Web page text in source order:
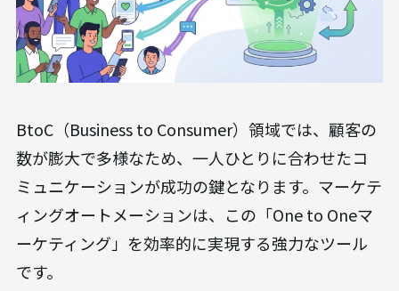
BtoC（Business to Consumer）領域では、顧客の
数が膨大で多様なため、一人ひとりに合わせたコ
ミュニケーションが成功の鍵となります。マーケテ
ィングオートメーションは、この「One to Oneマ
ーケティング」を効率的に実現する強力なツール
です。